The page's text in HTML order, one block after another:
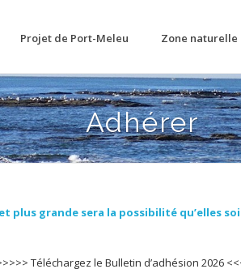
Projet de Port-Meleu Zone naturelle
Adhérer
grande sera la possibilité qu’elles
Téléchargez le Bulletin d’adhésion 2026